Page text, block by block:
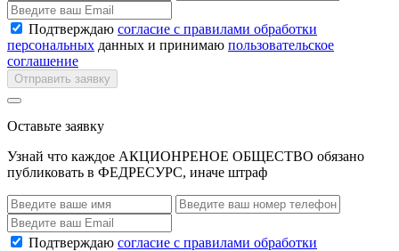
Подтверждаю согласие с правилами обработки
персональных данных и принимаю пользовательское
соглашение
Отправить заявку
Оставьте заявку
Узнай что каждое АКЦИОНРЕНОЕ ОБЩЕСТВО обязано
публиковать в ФЕДРЕСУРС, иначе штраф
Подтверждаю согласие с правилами обработки